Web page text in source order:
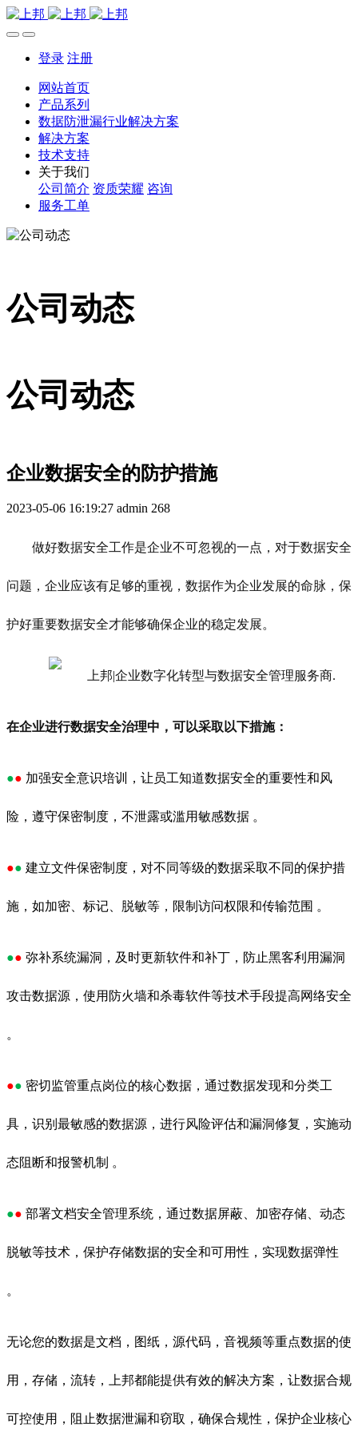
登录 注册
网站首页
产品系列
数据防泄漏行业解决方案
解决方案
技术支持
关于我们
公司简介 资质荣耀 咨询
服务工单
公司动态
公司动态
企业数据安全的防护措施
2023-05-06 16:19:27 admin 268
做好数据安全工作是企业不可忽视的一点，对于数据安全
问题，企业应该有足够的重视，数据作为企业发展的命脉，保
护好重要数据安全才能够确保企业的稳定发展。
在企业进行数据安全治理中，可以采取以下措施：
●● 加强安全意识培训，让员工知道数据安全的重要性和风
险，遵守保密制度，不泄露或滥用敏感数据 。
●● 建立文件保密制度，对不同等级的数据采取不同的保护措
施，如加密、标记、脱敏等，限制访问权限和传输范围 。
●● 弥补系统漏洞，及时更新软件和补丁，防止黑客利用漏洞
攻击数据源，使用防火墙和杀毒软件等技术手段提高网络安全
。
●● 密切监管重点岗位的核心数据，通过数据发现和分类工
具，识别最敏感的数据源，进行风险评估和漏洞修复，实施动
态阻断和报警机制 。
●● 部署文档安全管理系统，通过数据屏蔽、加密存储、动态
脱敏等技术，保护存储数据的安全和可用性，实现数据弹性
。
无论您的数据是文档，图纸，源代码，音视频等重点数据的使
用，存储，流转，上邦都能提供有效的解决方案，让数据合规
可控使用， 阻止数据泄漏和窃取，确保合规性，保护企业核心